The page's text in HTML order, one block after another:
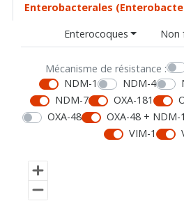
Enterobacterales
Enterocoques
Non
Mécanisme de résistance :
NDM-1
NDM-4
NDM-7
OXA-181
OXA-48
OXA-48 + NDM-1
VIM-1